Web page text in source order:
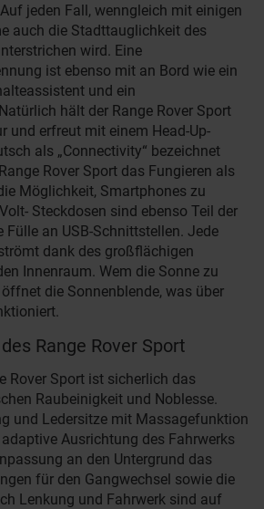
jeden Fall, wenngleich mit einigen
auch die Stadttauglichkeit des
wird. Eine
ist ebenso mit an Bord wie ein
und ein
hält der Range Rover Sport
und erfreut mit einem Head-Up-
als „Connectivity“ bezeichnet
Rover Sport das Fungieren als
Möglichkeit, Smartphones zu
Steckdosen sind ebenso Teil der
Fülle an USB-Schnittstellen. Jede
dank des großflächigen
Innenraum. Wem die Sonne zu
die Sonnenblende, was über
Range Rover Sport
Rover Sport ist sicherlich das
Raubeinigkeit und Noblesse.
und Ledersitze mit Massagefunktion
Ausrichtung des Fahrwerks
an den Untergrund das
für den Gangwechsel sowie die
Lenkung und Fahrwerk sind auf